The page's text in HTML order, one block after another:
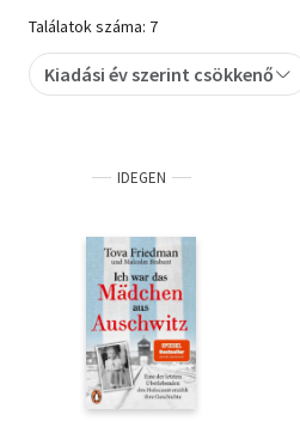
Találatok száma: 7
Kiadási év szerint csökkenő
IDEGEN